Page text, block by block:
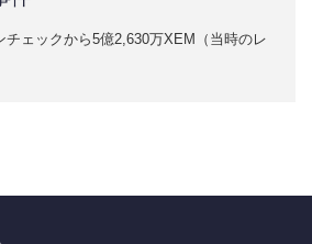
チェックから5億2,630万XEM（当時のレ